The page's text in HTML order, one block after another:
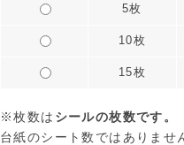
5枚
10枚
15枚
※枚数は シールの枚数です。
台紙のシート数ではありませ